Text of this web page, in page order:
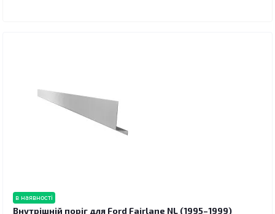
в наявності
Внутрішній поріг для Ford Fairlane NL (1995–1999)